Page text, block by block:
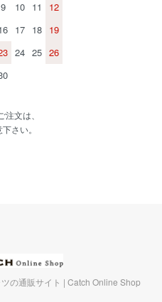
9 10 11
12
17 18 19
24 25 26
文は、
さい。
の通販サイト | Catch Online Shop